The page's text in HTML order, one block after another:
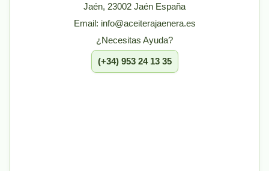
Jaén, 23002 Jaén España
Email: info@aceiterajaenera.es
¿Necesitas Ayuda?
(+34) 953 24 13 35